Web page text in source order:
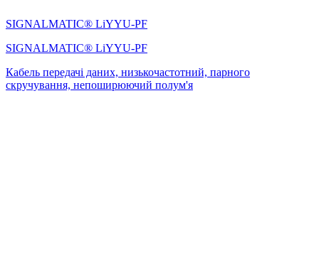
SIGNALMATIC® LiYYU-PF
SIGNALMATIC® LiYYU-PF
Кабель передачі даних, низькочастотний, парного
скручування, непоширюючий полум'я